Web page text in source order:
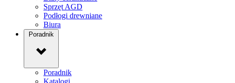
Sprzęt AGD
Podłogi drewniane
Biura
Poradnik
Poradnik